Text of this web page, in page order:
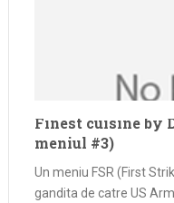
Finest cuisine by
meniul #3)
Un meniu FSR (First
gandita de catre US